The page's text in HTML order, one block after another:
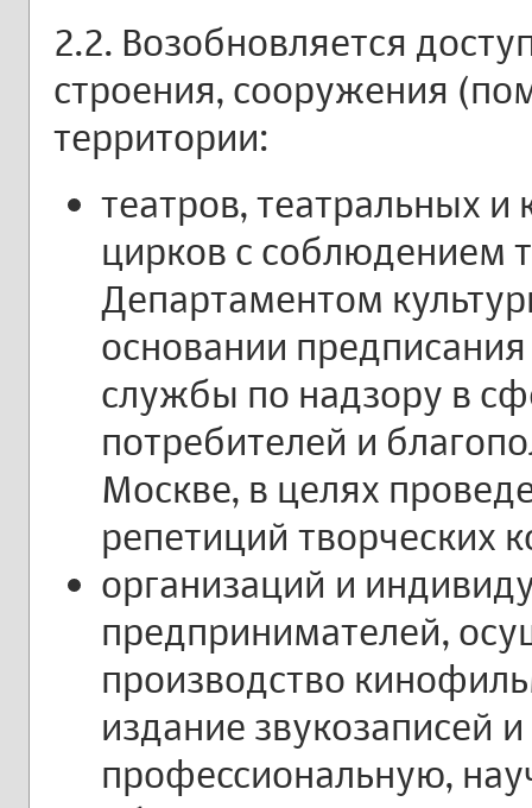
2.2. Возобновляется
строения, сооружения
территории:
театров, театральных
цирков с соблюдением
Департаментом
основании
службы по надзору в
потребителей и
Москве, в целях
репетиций творческих
организаций и
предпринимателей,
производство
издание звукозаписей
профессиональную,